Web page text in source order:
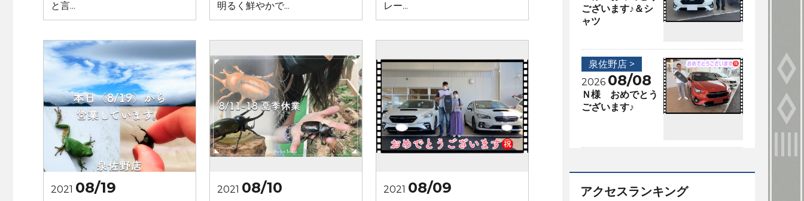
と言... 明るく鮮やかで... レー...
2021 08/19 2021 08/10 2021 08/09
ございます♪＆シ
ャツ
泉佐野店 >
2026 08/08
Ｎ様 おめでとう
ございます♪
アクセスランキング